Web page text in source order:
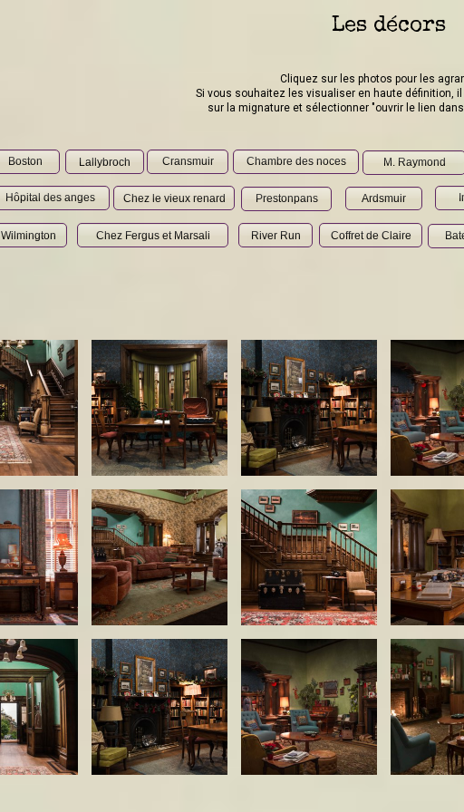
Ardsmuir
Coffret de Claire
Chez le vieux renard
Chambre des noces
River Run
M. Raymond
Lallybroch Cransmuir
Hôpital des anges Prestonpans
Boston
Chez Fergus et Marsali
Wilmington
Cliquez sur les photos pour les
Si vous souhaitez les visualiser en haute définition,
sur la mignature et sélectionner "ouvrir le lien
Les décors